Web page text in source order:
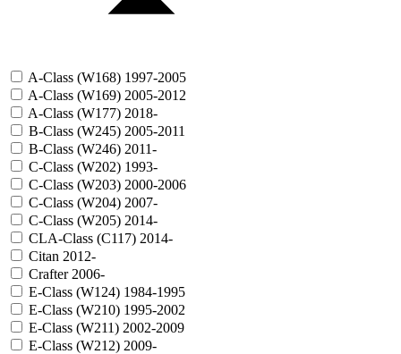
A-Class (W168) 1997-2005
A-Class (W169) 2005-2012
A-Class (W177) 2018-
B-Class (W245) 2005-2011
B-Class (W246) 2011-
C-Class (W202) 1993-
C-Class (W203) 2000-2006
C-Class (W204) 2007-
C-Class (W205) 2014-
CLA-Class (C117) 2014-
Citan 2012-
Crafter 2006-
E-Class (W124) 1984-1995
E-Class (W210) 1995-2002
E-Class (W211) 2002-2009
E-Class (W212) 2009-